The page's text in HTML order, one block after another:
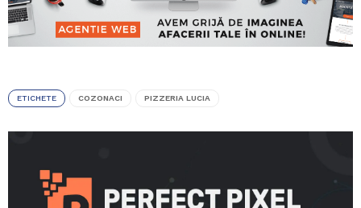
ETICHETE COZONACI PIZZERIA LUCIA